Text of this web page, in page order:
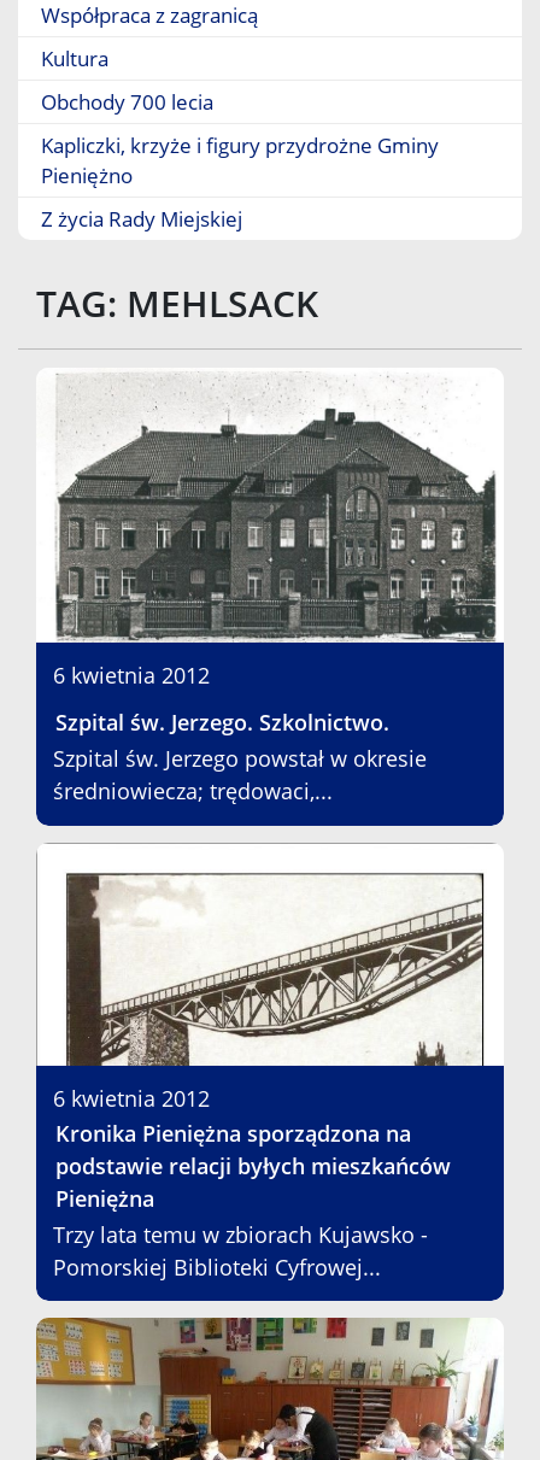
Współpraca z zagranicą
Kultura
Obchody 700 lecia
Kapliczki, krzyże i figury przydrożne Gminy
Pieniężno
Z życia Rady Miejskiej
TAG: MEHLSACK
6 kwietnia 2012
Szpital św. Jerzego. Szkolnictwo.
Szpital św. Jerzego powstał w okresie
średniowiecza; trędowaci,...
6 kwietnia 2012
Kronika Pieniężna sporządzona na
podstawie relacji byłych mieszkańców
Pieniężna
Trzy lata temu w zbiorach Kujawsko -
Pomorskiej Biblioteki Cyfrowej...